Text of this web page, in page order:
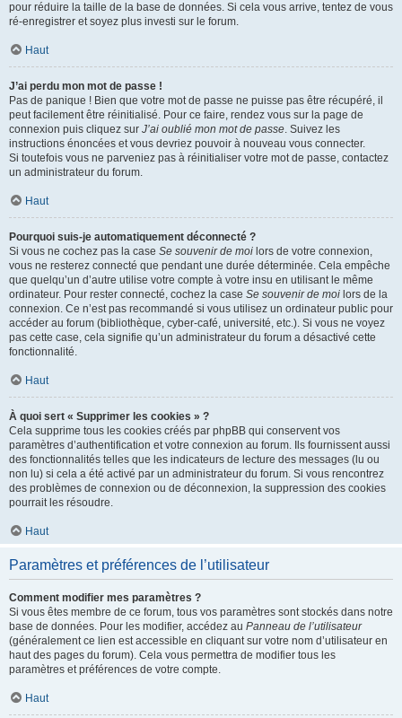
pour réduire la taille de la base de données. Si cela vous arrive, tentez de vous
ré-enregistrer et soyez plus investi sur le forum.
Haut
J’ai perdu mon mot de passe !
Pas de panique ! Bien que votre mot de passe ne puisse pas être récupéré, il
peut facilement être réinitialisé. Pour ce faire, rendez vous sur la page de
connexion puis cliquez sur J’ai oublié mon mot de passe. Suivez les
instructions énoncées et vous devriez pouvoir à nouveau vous connecter.
Si toutefois vous ne parveniez pas à réinitialiser votre mot de passe, contactez
un administrateur du forum.
Haut
Pourquoi suis-je automatiquement déconnecté ?
Si vous ne cochez pas la case Se souvenir de moi lors de votre connexion,
vous ne resterez connecté que pendant une durée déterminée. Cela empêche
que quelqu’un d’autre utilise votre compte à votre insu en utilisant le même
ordinateur. Pour rester connecté, cochez la case Se souvenir de moi lors de la
connexion. Ce n’est pas recommandé si vous utilisez un ordinateur public pour
accéder au forum (bibliothèque, cyber-café, université, etc.). Si vous ne voyez
pas cette case, cela signifie qu’un administrateur du forum a désactivé cette
fonctionnalité.
Haut
À quoi sert « Supprimer les cookies » ?
Cela supprime tous les cookies créés par phpBB qui conservent vos
paramètres d’authentification et votre connexion au forum. Ils fournissent aussi
des fonctionnalités telles que les indicateurs de lecture des messages (lu ou
non lu) si cela a été activé par un administrateur du forum. Si vous rencontrez
des problèmes de connexion ou de déconnexion, la suppression des cookies
pourrait les résoudre.
Haut
Paramètres et préférences de l’utilisateur
Comment modifier mes paramètres ?
Si vous êtes membre de ce forum, tous vos paramètres sont stockés dans notre
base de données. Pour les modifier, accédez au Panneau de l’utilisateur
(généralement ce lien est accessible en cliquant sur votre nom d’utilisateur en
haut des pages du forum). Cela vous permettra de modifier tous les
paramètres et préférences de votre compte.
Haut